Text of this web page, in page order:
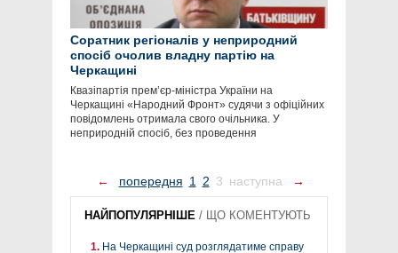
Соратник регіоналів у неприродний
спосіб очолив владну партію на
Черкащині
Квазіпартія прем’єр-міністра України на
Черкащині «Народний Фронт» судячи з офіційних
повідомлень отримала свого очільника. У
неприродній спосіб, без проведення
← попередня 1 2 3 наступна →
НАЙПОПУЛЯРНІШЕ / ЩО КОМЕНТУЮТЬ
На Черкащині суд розглядатиме справу